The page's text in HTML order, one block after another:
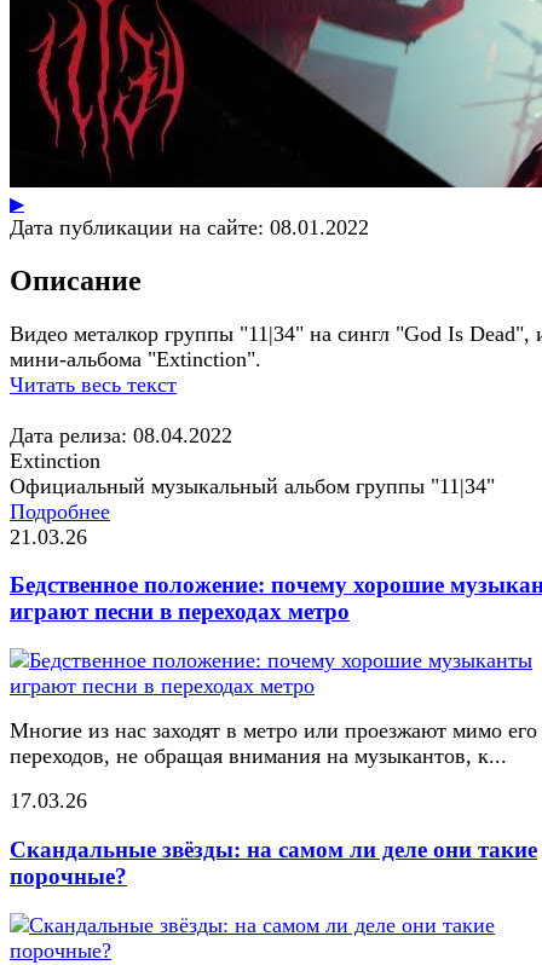
▶
Дата публикации на сайте: 08.01.2022
Описание
Видео металкор группы "11|34" на сингл "God Is Dead",
мини-альбома "Extinction".
Читать весь текст
Дата релиза: 08.04.2022
Extinction
Официальный музыкальный альбом группы "11|34"
Подробнее
21.03.26
Бедственное положение: почему хорошие
играют песни в переходах метро
Многие из нас заходят в метро или проезжают мимо его
переходов, не обращая внимания на музыкантов, к...
17.03.26
Скандальные звёзды: на самом ли деле они такие
порочные?